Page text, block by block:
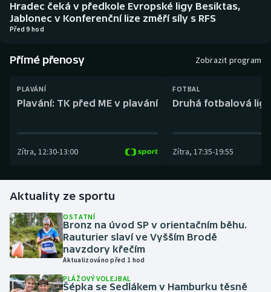
Biatlon
Curling
Florbal
Golf
Gymnastika
Házená
Aplikace ČT sport
Hradec čeká v předkole Evropské ligy Besiktas,
Jablonec v Konferenční lize změří síly s RFS
Před 9 hod
Přímé přenosy Zobrazit program
PLAVÁNÍ
Plavání: TK před ME v plavání
Zítra, 12:30-13:00
FOTBAL
Druhá fotbalová
Zítra, 17:35-19:55
Aktuality ze sportu
OSTATNÍ
Bronz na úvod SP v orientačním běhu.
Rauturier slaví ve Vyšším Brodě
navzdory křečím
Aktualizováno před 1 hod
PLÁŽOVÝ VOLEJBAL
Šépka se Sedlákem v Hamburku těsně